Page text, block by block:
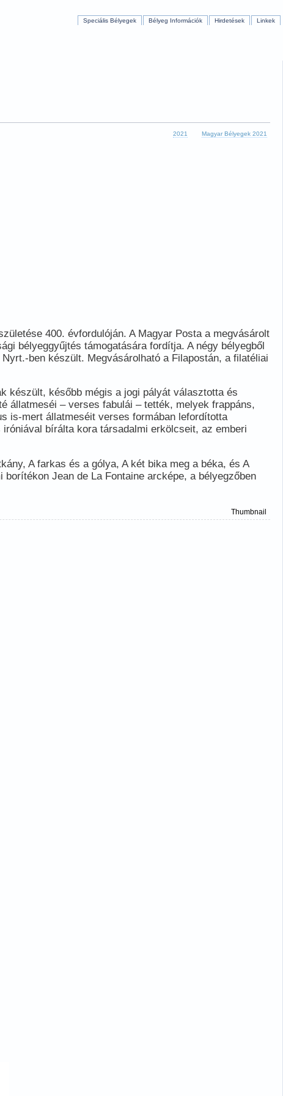
Speciális Bélyegek Bélyeg Információk Hirdetések Linkek
2021 Magyar Bélyegek 2021
400. évfordulóján. A Magyar Posta a megvásárolt
bélyeggyűjtés támogatására fordítja. A négy bélyegből
ben készült. Megvásárolható a Filapostán, a filatéliai
készült, később mégis a jogi pályát választotta és
állatmeséi – verses fabulái – tették, melyek frappáns,
is-mert állatmeséit verses formában lefordította
bírálta kora társadalmi erkölcseit, az emberi
A farkas és a gólya, A két bika meg a béka, és A
Jean de La Fontaine arcképe, a bélyegzőben
Thumbnail